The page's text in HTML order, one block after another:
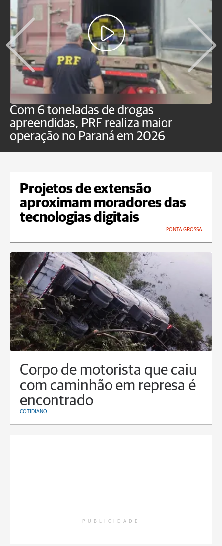
Com 6 toneladas de drogas
apreendidas, PRF realiza maior
operação no Paraná em 2026
Projetos de extensão
aproximam moradores das
tecnologias digitais
PONTA GROSSA
Corpo de motorista que caiu
com caminhão em represa é
encontrado
COTIDIANO
PUBLICIDADE